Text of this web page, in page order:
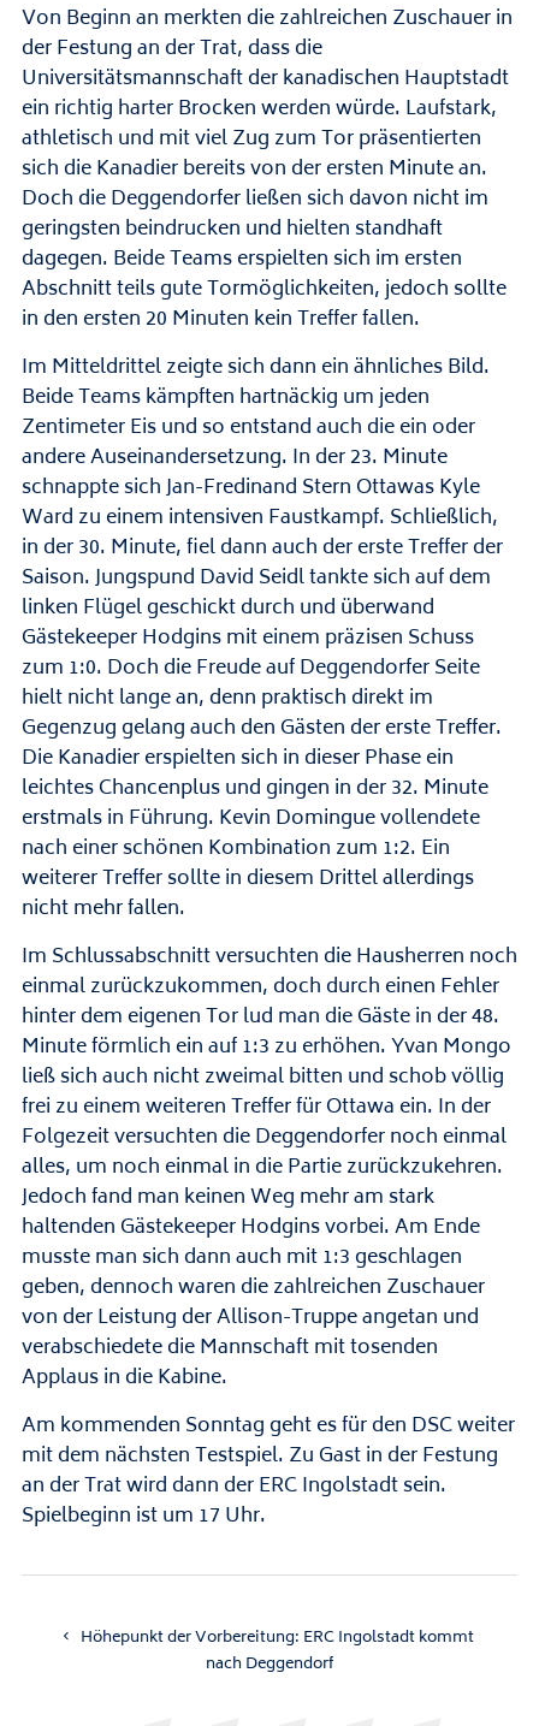
Von Beginn an merkten die zahlreichen Zuschauer in
der Festung an der Trat, dass die
Universitätsmannschaft der kanadischen Hauptstadt
ein richtig harter Brocken werden würde. Laufstark,
athletisch und mit viel Zug zum Tor präsentierten
sich die Kanadier bereits von der ersten Minute an.
Doch die Deggendorfer ließen sich davon nicht im
geringsten beindrucken und hielten standhaft
dagegen. Beide Teams erspielten sich im ersten
Abschnitt teils gute Tormöglichkeiten, jedoch sollte
in den ersten 20 Minuten kein Treffer fallen.
Im Mitteldrittel zeigte sich dann ein ähnliches Bild.
Beide Teams kämpften hartnäckig um jeden
Zentimeter Eis und so entstand auch die ein oder
andere Auseinandersetzung. In der 23. Minute
schnappte sich Jan-Fredinand Stern Ottawas Kyle
Ward zu einem intensiven Faustkampf. Schließlich,
in der 30. Minute, fiel dann auch der erste Treffer der
Saison. Jungspund David Seidl tankte sich auf dem
linken Flügel geschickt durch und überwand
Gästekeeper Hodgins mit einem präzisen Schuss
zum 1:0. Doch die Freude auf Deggendorfer Seite
hielt nicht lange an, denn praktisch direkt im
Gegenzug gelang auch den Gästen der erste Treffer.
Die Kanadier erspielten sich in dieser Phase ein
leichtes Chancenplus und gingen in der 32. Minute
erstmals in Führung. Kevin Domingue vollendete
nach einer schönen Kombination zum 1:2. Ein
weiterer Treffer sollte in diesem Drittel allerdings
nicht mehr fallen.
Im Schlussabschnitt versuchten die Hausherren noch
einmal zurückzukommen, doch durch einen Fehler
hinter dem eigenen Tor lud man die Gäste in der 48.
Minute förmlich ein auf 1:3 zu erhöhen. Yvan Mongo
ließ sich auch nicht zweimal bitten und schob völlig
frei zu einem weiteren Treffer für Ottawa ein. In der
Folgezeit versuchten die Deggendorfer noch einmal
alles, um noch einmal in die Partie zurückzukehren.
Jedoch fand man keinen Weg mehr am stark
haltenden Gästekeeper Hodgins vorbei. Am Ende
musste man sich dann auch mit 1:3 geschlagen
geben, dennoch waren die zahlreichen Zuschauer
von der Leistung der Allison-Truppe angetan und
verabschiedete die Mannschaft mit tosenden
Applaus in die Kabine.
Am kommenden Sonntag geht es für den DSC weiter
mit dem nächsten Testspiel. Zu Gast in der Festung
an der Trat wird dann der ERC Ingolstadt sein.
Spielbeginn ist um 17 Uhr.
Höhepunkt der Vorbereitung: ERC Ingolstadt kommt
nach Deggendorf